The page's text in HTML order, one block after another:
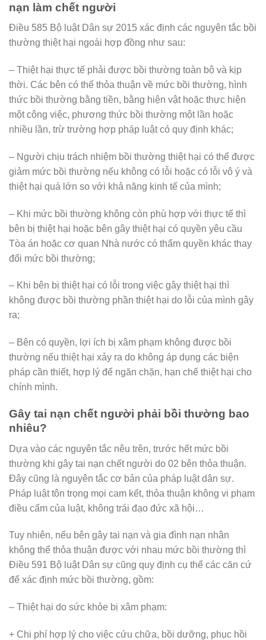
nạn làm chết người
Điều 585 Bộ luật Dân sự 2015 xác định các nguyên tắc bồi
thường thiệt hại ngoài hợp đồng như sau:
– Thiệt hại thực tế phải được bồi thường toàn bộ và kịp
thời. Các bên có thể thỏa thuận về mức bồi thường, hình
thức bồi thường bằng tiền, bằng hiện vật hoặc thực hiện
một công việc, phương thức bồi thường một lần hoặc
nhiều lần, trừ trường hợp pháp luật có quy định khác;
– Người chịu trách nhiệm bồi thường thiệt hại có thể được
giảm mức bồi thường nếu không có lỗi hoặc có lỗi vô ý và
thiệt hại quá lớn so với khả năng kinh tế của mình;
– Khi mức bồi thường không còn phù hợp với thực tế thì
bên bị thiệt hại hoặc bên gây thiệt hại có quyền yêu cầu
Tòa án hoặc cơ quan Nhà nước có thẩm quyền khác thay
đổi mức bồi thường;
– Khi bên bị thiệt hại có lỗi trong việc gây thiệt hại thì
không được bồi thường phần thiệt hại do lỗi của mình gây
ra;
– Bên có quyền, lợi ích bị xâm phạm không được bồi
thường nếu thiệt hại xảy ra do không áp dụng các biện
pháp cần thiết, hợp lý để ngăn chặn, hạn chế thiệt hại cho
chính mình.
Gây tai nạn chết người phải bồi thường bao
nhiêu?
Dựa vào các nguyên tắc nêu trên, trước hết mức bồi
thường khi gây tai nạn chết người do 02 bên thỏa thuận.
Đây cũng là nguyên tắc cơ bản của pháp luật dân sự.
Pháp luật tôn trọng mọi cam kết, thỏa thuận không vi phạm
điều cấm của luật, không trái đạo đức xã hội…
Tuy nhiên, nếu bên gây tai nạn và gia đình nạn nhân
không thể thỏa thuận được với nhau mức bồi thường thì
Điều 591 Bộ luật Dân sự cũng quy định cụ thể các căn cứ
để xác định mức bồi thường, gồm:
– Thiệt hại do sức khỏe bị xâm phạm:
+ Chi phí hợp lý cho việc cứu chữa, bồi dưỡng, phục hồi